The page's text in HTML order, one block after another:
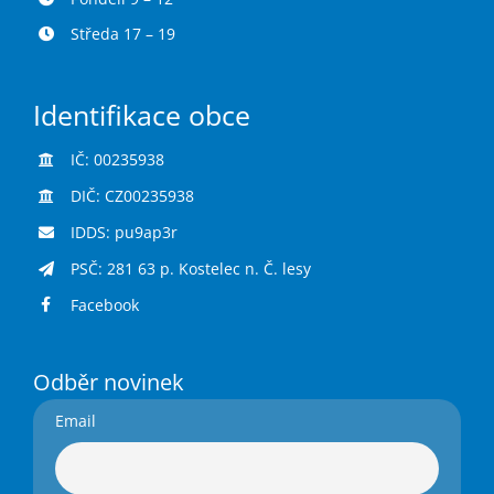
Středa 17 – 19
Identifikace obce
IČ: 00235938
DIČ: CZ00235938
IDDS: pu9ap3r
PSČ: 281 63 p. Kostelec n. Č. lesy
Facebook
Odběr novinek
Email